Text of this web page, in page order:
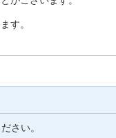
す。
さい。